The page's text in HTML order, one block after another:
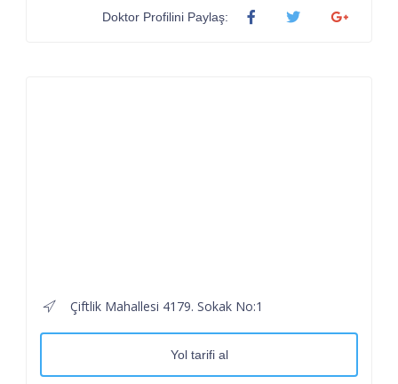
Doktor Profilini Paylaş:
Çiftlik Mahallesi 4179. Sokak No:1
Yol tarifi al